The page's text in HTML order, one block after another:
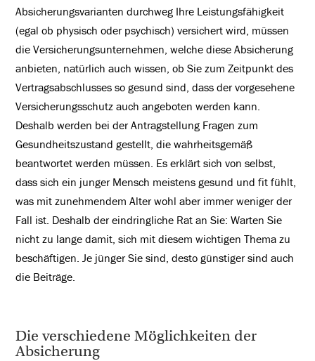
Absicherungsvarianten durchweg Ihre Leistungsfähigkeit
(egal ob physisch oder psychisch) versichert wird, müssen
die Versicherungsunternehmen, welche diese Absicherung
anbieten, natürlich auch wissen, ob Sie zum Zeitpunkt des
Vertragsabschlusses so gesund sind, dass der vorgesehene
Versicherungsschutz auch angeboten werden kann.
Deshalb werden bei der Antragstellung Fragen zum
Gesundheitszustand gestellt, die wahrheitsgemäß
beantwortet werden müssen. Es erklärt sich von selbst,
dass sich ein junger Mensch meistens gesund und fit fühlt,
was mit zunehmendem Alter wohl aber immer weniger der
Fall ist. Deshalb der eindringliche Rat an Sie: Warten Sie
nicht zu lange damit, sich mit diesem wichtigen Thema zu
beschäftigen. Je jünger Sie sind, desto günstiger sind auch
die Beiträge.
Die verschiedene Möglichkeiten der
Absicherung